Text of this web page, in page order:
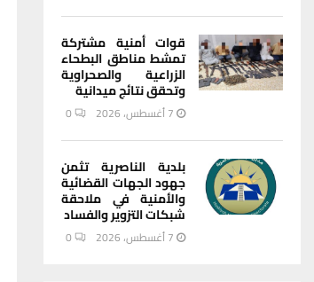
قوات أمنية مشتركة
تمشط مناطق البطحاء
الزراعية والصحراوية
وتحقق نتائج ميدانية
7 أغسطس، 2026 0
بلدية الناصرية تثمن
جهود الجهات القضائية
والأمنية في ملاحقة
شبكات التزوير والفساد
7 أغسطس، 2026 0